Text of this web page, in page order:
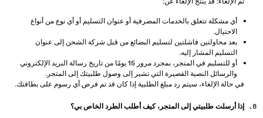
أي مشكلة تتعلق بالخدمات المصرفية أو عنوان التسليم أو أي نوع من أنواع
الاحتيال.
بعد محاولتين فاشلتين لتسليم البضائع من قبل شركة الشحن إلى عنوان
التسليم المشار إليه.
أو للتسليم في المتجر، بمجرد مرور 15 يومًا من تاريخ رسالة البريد الإلكتروني
والرسائل النصية القصيرة التي تشير إلى وصول طلبيتك إلى المتجر.
في حالة الإلغاء، سيتم رد مبلغ الطلبية إذا كان قد تم فرض أي رسوم على بطاقتك.
إذا أرسلت طلبيتي إلى المتجر، كيف أطلب الطرد الخاص بي؟